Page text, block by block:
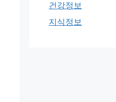
건강정보
지식정보